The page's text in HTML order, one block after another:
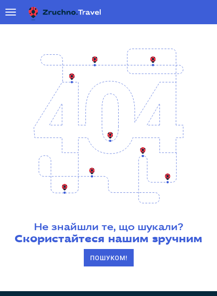
Не знайшли те, що шукали?
Скористайтеся нашим зручним
ПОШУКОМ!